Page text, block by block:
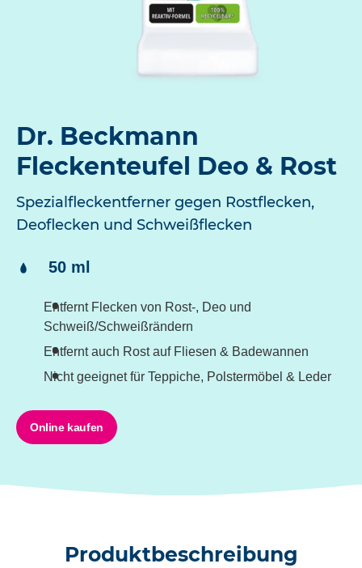
Dr. Beckmann
Fleckenteufel Deo & Rost
Spezialfleckentferner gegen Rostflecken,
Deoflecken und Schweißflecken
Inhalt:50 ml
Entfernt Flecken von Rost-, Deo und
Schweiß/Schweißrändern
Entfernt auch Rost auf Fliesen & Badewannen
Nicht geeignet für Teppiche, Polstermöbel & Leder
Online kaufen
Produktbeschreibung